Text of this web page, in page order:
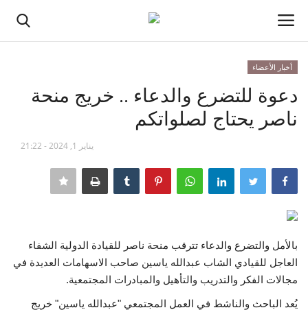
الصفحة الرئيسية
مدرسة الطليعة الوطنية
مصر
فريق العمل
أخبار الأعضاء
دعوة للتضرع والدعاء .. خريج منحة
ناصر يحتاج لصلواتكم
يناير 1, 2024 - 21:22
بالأمل والتضرع والدعاء تترقب منحة ناصر للقيادة الدولية الشفاء
العاجل للقيادي الشاب عبدالله ياسين صاحب الاسهامات العديدة في
مجالات الفكر والتدريب والتأهيل والمبادرات المجتمعية.
يُعد الباحث والناشط في العمل المجتمعي "عبدالله ياسين" خريج